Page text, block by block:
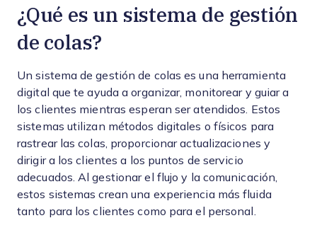
¿Qué es un sistema de gestión
de colas?
Un sistema de gestión de colas es una herramienta
digital que te ayuda a organizar, monitorear y guiar a
los clientes mientras esperan ser atendidos. Estos
sistemas utilizan métodos digitales o físicos para
rastrear las colas, proporcionar actualizaciones y
dirigir a los clientes a los puntos de servicio
adecuados. Al gestionar el flujo y la comunicación,
estos sistemas crean una experiencia más fluida
tanto para los clientes como para el personal.